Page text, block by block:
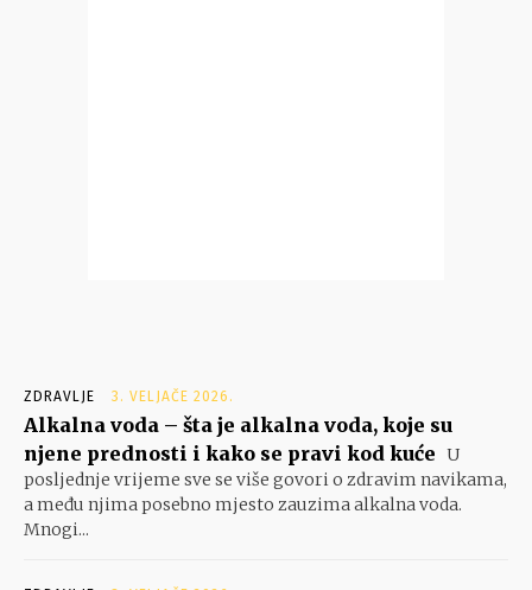
ZDRAVLJE 3. VELJAČE 2026.
Alkalna voda – šta je alkalna voda, koje su
njene prednosti i kako se pravi kod kuće U
posljednje vrijeme sve se više govori o zdravim navikama,
a među njima posebno mjesto zauzima alkalna voda.
Mnogi...